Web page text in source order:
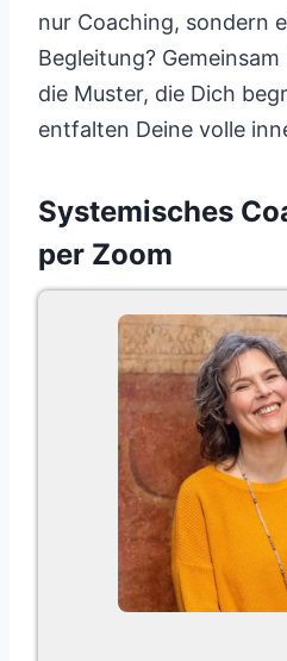
nur Coaching, sondern
Begleitung?
die Muster, die Dich
entfalten Deine volle
Systemisches
per Zoom